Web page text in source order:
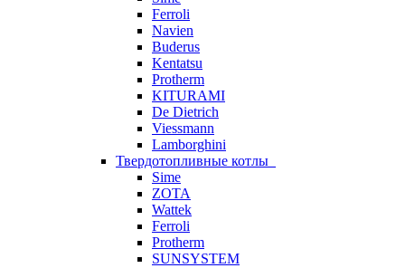
Ferroli
Navien
Buderus
Kentatsu
Protherm
KITURAMI
De Dietrich
Viessmann
Lamborghini
Твердотопливные котлы
Sime
ZOTA
Wattek
Ferroli
Protherm
SUNSYSTEM